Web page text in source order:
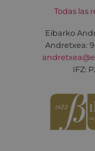
Todas las
Eibarko
Andretxea:
IFZ: